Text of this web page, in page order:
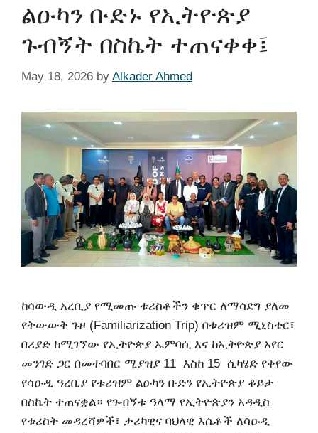
ልዑካን ቡድኑ የኢትዮጵያ
ጉብኝት በስኬት ተጠናቀቀ፤
May 18, 2026 by Alkader Ahmed
ከሳውዲ አረቢያ የሚመጡ ቱሪስቶችን ቁጥር ለማሳደግ ያለመ
የትውውቅ ጉዞ (Familiarization Trip) በቱሪዝም ሚኒስቴር፣
በሪያድ ከሚገኘው የኢትዮጵያ ኤምባሲ እና ከኢትዮጵያ አየር
መንገድ ጋር በመተባበር ሚያዝያ 11 እስከ 15 ሲካሄድ የቀየው
የሳዑዲ ዓረቢያ የቱሪዝም ልዑካን ቡድን የኢትዮጵያ ቆይታ
በስኬት ተጠናቋል። የጉብኝቱ ዓላማ የኢትዮጵያን አዳዲስ
የቱሪስት መዳረሻዎች፣ ታሪካዊና ባህላዊ እሴቶች ለሳዑዲ